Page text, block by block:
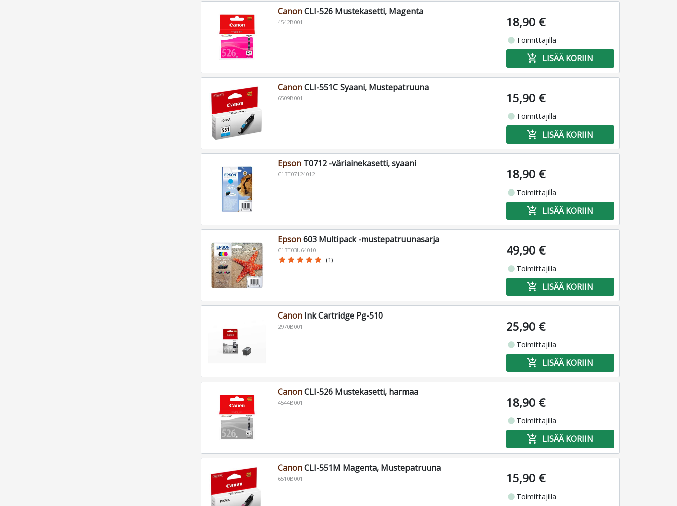
CanonCLI-526 Mustekasetti, Magenta
4542B001 18,90 €
fiber_manual_record Toimittajilla
add_shopping_cart LISÄÄ KORIIN
CanonCLI-551C Syaani, Mustepatruuna
6509B001 15,90 €
fiber_manual_record Toimittajilla
add_shopping_cart LISÄÄ KORIIN
EpsonT0712 -väriainekasetti, syaani
C13T07124012 18,90 €
fiber_manual_record Toimittajilla
add_shopping_cart LISÄÄ KORIIN
Epson603 Multipack -mustepatruunasarja
C13T03U64010
star star star star star (1)
49,90 €
fiber_manual_record Toimittajilla
add_shopping_cart LISÄÄ KORIIN
CanonInk Cartridge Pg-510
2970B001 25,90 €
fiber_manual_record Toimittajilla
add_shopping_cart LISÄÄ KORIIN
CanonCLI-526 Mustekasetti, harmaa
4544B001 18,90 €
fiber_manual_record Toimittajilla
add_shopping_cart LISÄÄ KORIIN
CanonCLI-551M Magenta, Mustepatruuna
6510B001 15,90 €
fiber_manual_record Toimittajilla